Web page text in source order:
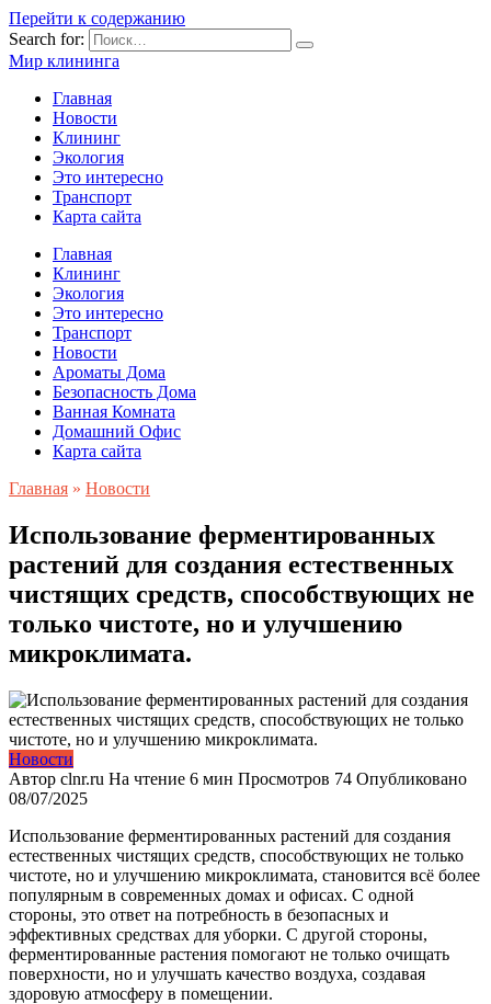
Перейти к содержанию
Search for:
Мир клининга
Главная
Новости
Клининг
Экология
Это интересно
Транспорт
Карта сайта
Главная
Клининг
Экология
Это интересно
Транспорт
Новости
Ароматы Дома
Безопасность Дома
Ванная Комната
Домашний Офис
Карта сайта
Главная » Новости
Использование ферментированных
растений для создания естественных
чистящих средств, способствующих не
только чистоте, но и улучшению
микроклимата.
Новости
Автор clnr.ru На чтение 6 мин Просмотров 74 Опубликовано
08/07/2025
Использование ферментированных растений для создания
естественных чистящих средств, способствующих не только
чистоте, но и улучшению микроклимата, становится всё более
популярным в современных домах и офисах. С одной
стороны, это ответ на потребность в безопасных и
эффективных средствах для уборки. С другой стороны,
ферментированные растения помогают не только очищать
поверхности, но и улучшать качество воздуха, создавая
здоровую атмосферу в помещении.